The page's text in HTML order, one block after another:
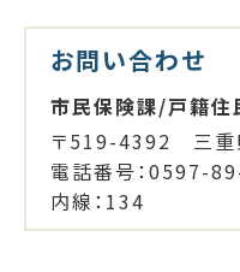
お問い合わせ
市民保険課/戸籍住
〒519-4392 三重
電話番号：0597-
内線：134